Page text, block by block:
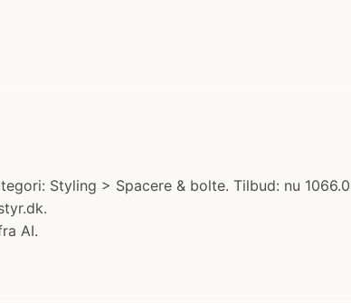
Styling > Spacere & bolte. Tilbud: nu
AI.